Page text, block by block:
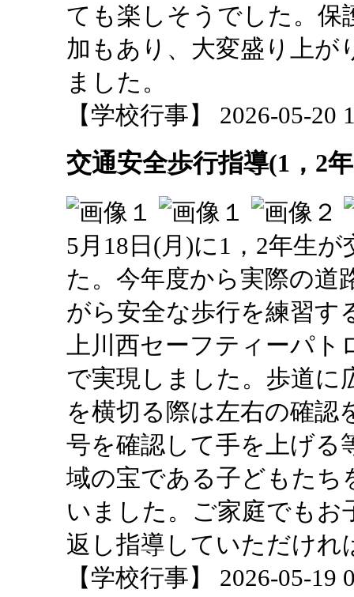
ても楽しそうでした。保
加もあり、大変盛り上
ました。
【学校行事】 2026-05-20
交通安全歩行指導(1，2
5月18日(月)に1，2年生
た。今年度から実際の道
がら安全な歩行を練習す
上川西セーフティーパト
で実現しました。歩道に
を横切る際は左右の確認
号を確認して手を上げる
域の宝である子どもたち
いました。ご家庭でもお
返し指導していただけれ
【学校行事】 2026-05-19